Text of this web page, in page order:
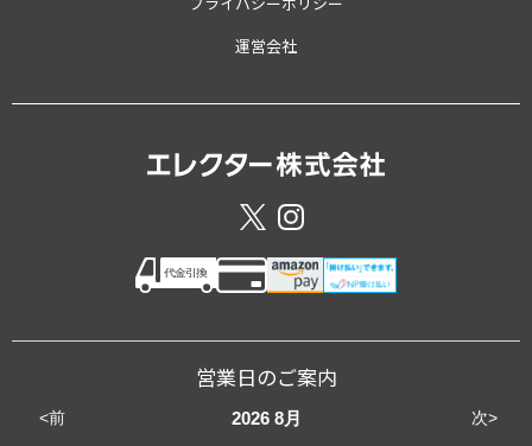
運営会社
営業日のご案内
<前 次>
2026 8月